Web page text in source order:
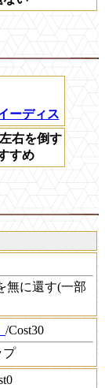
ーディス
右を倒す
すめ
無に還す(一部
/Cost30
プ